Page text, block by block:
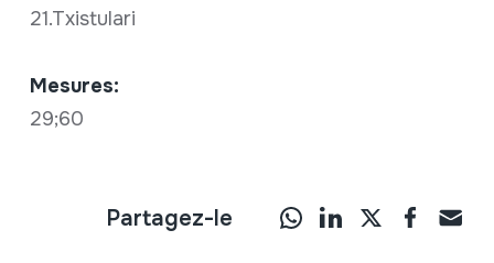
21.Txistulari
Mesures:
29;60
Partagez-le